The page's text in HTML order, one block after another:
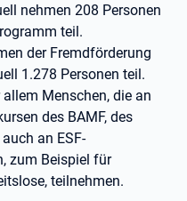
nehmen 208 Personen
teil.
der Fremdförderung
1.278 Personen teil.
Menschen, die an
des BAMF, des
an ESF-
zum Beispiel für
teilnehmen.